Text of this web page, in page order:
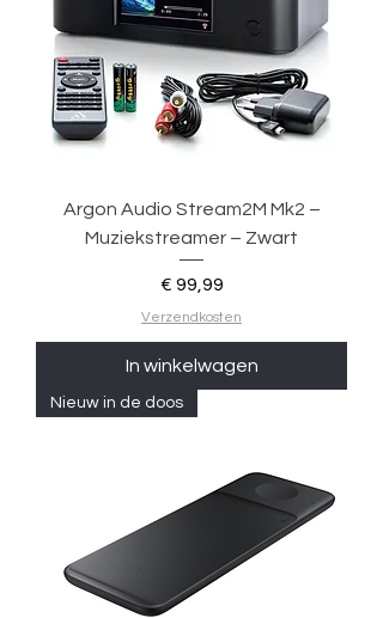
Argon Audio Stream2M Mk2 –
Muziekstreamer – Zwart
Prijs
€ 99,99
Verzendkosten
In winkelwagen
Nieuw in de doos